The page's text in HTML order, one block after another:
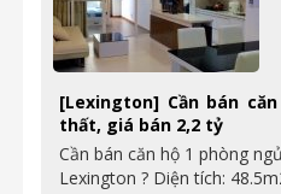
[Lexington] Cần bán
thất, giá bán 2,2 tỷ
Cần bán căn hộ 1 phòng
Lexington ? Diện tích: